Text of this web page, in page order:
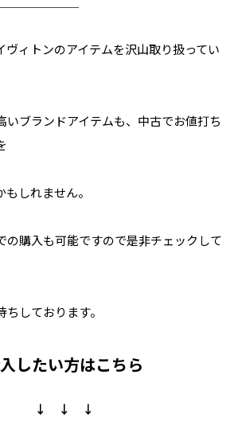
ヴィトンのアイテムを沢山取り扱ってい
いブランドアイテムも、中古でお値打ち
しれません。
の購入も可能ですので是非チェックして
しております。
したい方はこちら
↓ ↓ ↓